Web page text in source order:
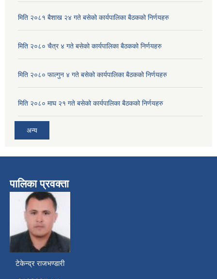
मिति २०८१ बैशाख २४ गते बसेको कार्यपालिका बैठकको निर्णयहरु
मिति २०८० चैत्र ४ गते बसेको कार्यपालिका बैठकको निर्णयहरु
मिति २०८० फाल्गुन ४ गते बसेको कार्यपालिका बैठकको निर्णयहरु
मिति २०८० माघ २१ गते बसेको कार्यपालिका बैठकको निर्णयहरु
अन्य
पालिका प्रवक्ता
टेकेन्द्र राजभण्डारी